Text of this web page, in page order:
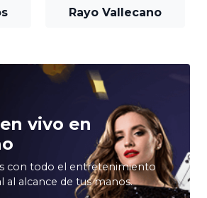
Rayo Vallecano
vivo en
con todo el entretenimiento
al alcance de tus manos.